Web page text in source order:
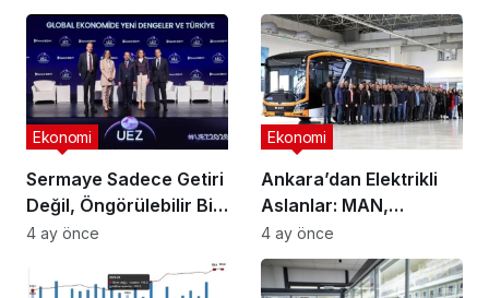
Sermaye Sadece Getiri
Değil, Öngörülebilir Bir
Ortam Arıyor
Ekonomi
4 ay önce
Ankara’dan Elektrikli
Aslanlar: MAN,
Ankara’daki
fabrikasında eBus
üretimine başladı
Ekonomi
4 ay önce